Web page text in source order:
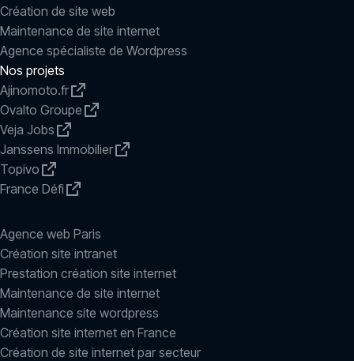
Création de site web
Maintenance de site internet
Agence spécialiste de Wordpress
Nos projets
Ajinomoto.fr
Ovalto Groupe
Veja Jobs
Janssens Immobilier
Topivo
France Défi
Agence web Paris
Création site intranet
Prestation création site internet
Maintenance de site internet
Maintenance site wordpress
Création site internet en France
Création de site internet par secteur